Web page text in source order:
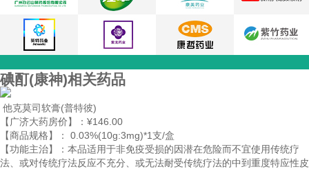
碘酊(康神)相关药品
他克莫司软膏(普特彼)
【广济大药房价】： ¥146.00
【商品规格】：
0.03%(10g:3mg)*1支/盒
【功能主治】： 本品适用于非免疫受损的因潜在危险而不宜使用传统疗
法、或对传统疗法反应不充分、或无法耐受传统疗法的中到重度特应性皮